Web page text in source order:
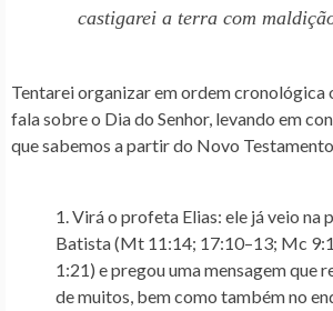
castigarei a terra com
Tentarei organizar em ordem cronológica
fala sobre o Dia do Senhor, levando em
que sabemos a partir do Novo
Virá o profeta Elias: ele já veio na
Batista (Mt 11:14; 17:10–13; Mc
1:21) e pregou uma mensagem que
de muitos, bem como também no